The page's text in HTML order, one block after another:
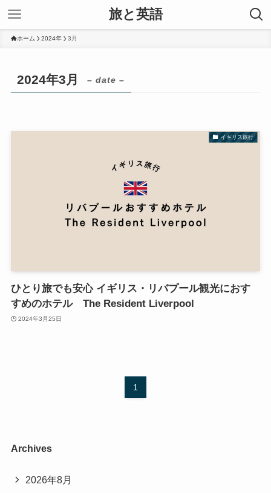
旅と英語
ホーム 2024年 3月
2024年3月 – date –
イギリス旅行
ひとり旅でも安心 イギリス・リバプール観光におす
すめのホテル The Resident Liverpool
2024年3月25日
1
Archives
2026年8月